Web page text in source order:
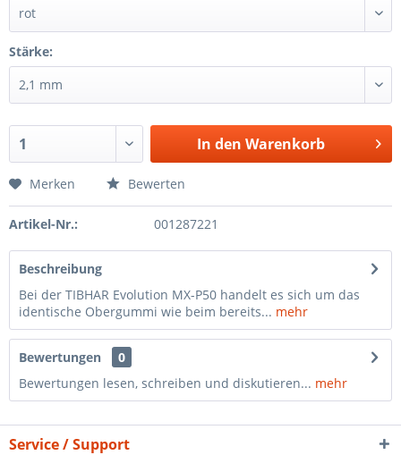
Stärke:
In den Warenkorb
Merken Bewerten
Artikel-Nr.: 001287221
Beschreibung
Bei der TIBHAR Evolution MX-P50 handelt es sich um das
identische Obergummi wie beim bereits... mehr
Bewertungen
0
Bewertungen lesen, schreiben und diskutieren... mehr
Service / Support